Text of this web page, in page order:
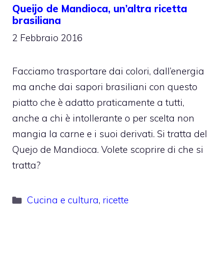
Queijo de Mandioca, un’altra ricetta
brasiliana
2 Febbraio 2016
Facciamo trasportare dai colori, dall’energia
ma anche dai sapori brasiliani con questo
piatto che è adatto praticamente a tutti,
anche a chi è intollerante o per scelta non
mangia la carne e i suoi derivati. Si tratta del
Quejo de Mandioca. Volete scoprire di che si
tratta?
Categorie
Cucina e cultura, ricette